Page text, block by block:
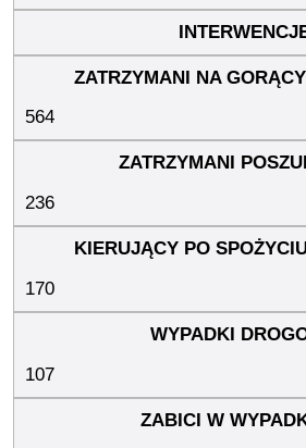
564
236
170
107